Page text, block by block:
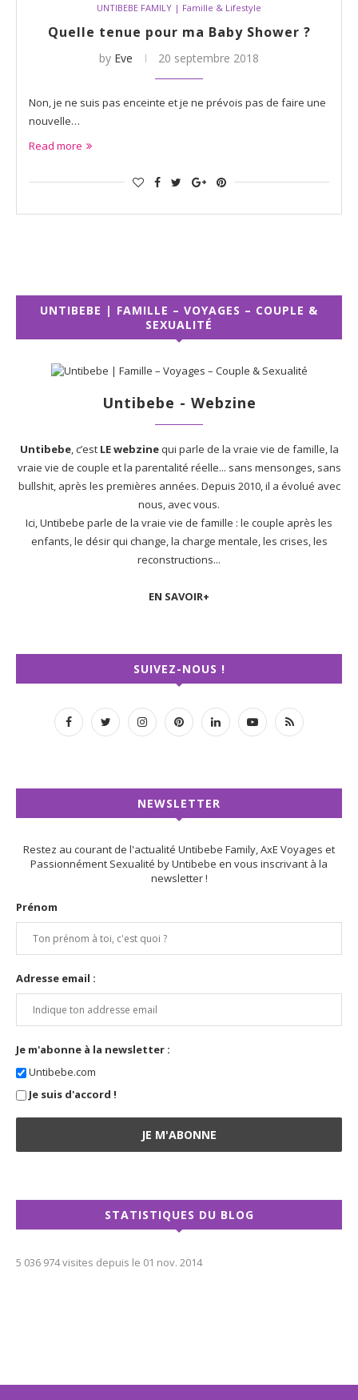
UNTIBEBE FAMILY | Famille & Lifestyle
Quelle tenue pour ma Baby Shower ?
by Eve 20 septembre 2018
Non, je ne suis pas enceinte et je ne prévois pas de faire une
nouvelle…
Read more
UNTIBEBE | FAMILLE – VOYAGES – COUPLE &
SEXUALITÉ
Untibebe - Webzine
Untibebe, c’est LE webzinequi parle de la vraie vie de famille, la
vraie vie de couple et la parentalité réelle... sans mensonges, sans
bullshit, après les premières années. Depuis 2010, il a évolué avec
nous, avec vous.
Ici, Untibebe parle de la vraie vie de famille : le couple après les
enfants, le désir qui change, la charge mentale, les crises, les
reconstructions...
EN SAVOIR+
SUIVEZ-NOUS !
NEWSLETTER
Restez au courant de l'actualité Untibebe Family, AxE Voyages et
Passionnément Sexualité by Untibebe en vous inscrivant à la
newsletter !
Prénom
Adresse email :
Je m'abonne à la newsletter :
Untibebe.com
Je suis d'accord !
STATISTIQUES DU BLOG
5 036 974 visites depuis le 01 nov. 2014